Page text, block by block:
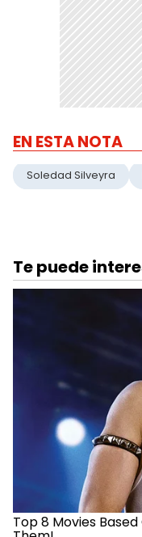
EN ESTA NOTA
Soledad Silveyra